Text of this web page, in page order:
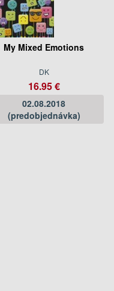
My Mixed Emotions
DK
16.95 €
02.08.2018
(predobjednávka)